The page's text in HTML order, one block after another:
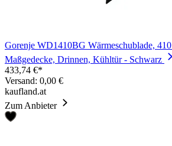
Gorenje WD1410BG Wärmeschublade,
Maßgedecke, Drinnen, Kühltür - Schwarz
433,74 €*
Versand: 0,00 €
kaufland.at
Zum Anbieter